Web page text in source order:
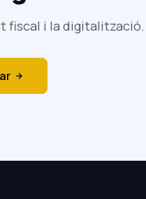
fiscal i la digitalització.